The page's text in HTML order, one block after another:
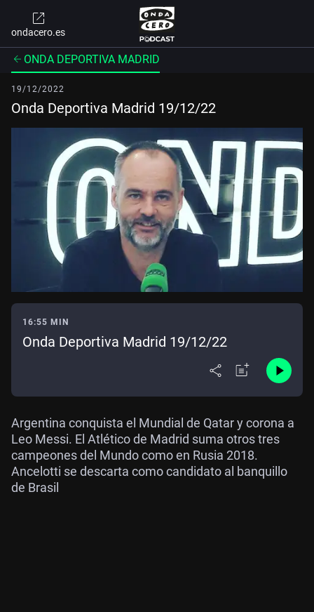
ondacero.es
ONDA DEPORTIVA MADRID
19/12/2022
Onda Deportiva Madrid 19/12/22
16:55 MIN
Onda Deportiva Madrid 19/12/22
Argentina conquista el Mundial de Qatar y corona a
Leo Messi. El Atlético de Madrid suma otros tres
campeones del Mundo como en Rusia 2018.
Ancelotti se descarta como candidato al banquillo
de Brasil